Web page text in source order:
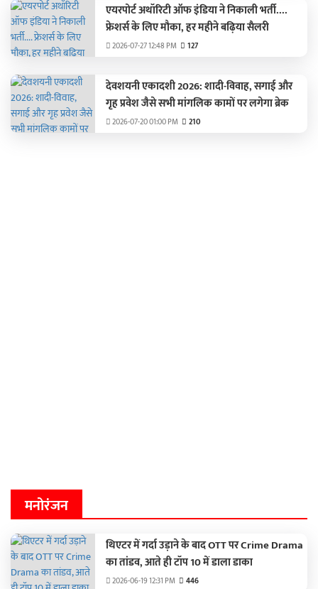
एयरपोर्ट अथॉरिटी ऑफ इंडिया ने निकाली भर्ती....
फ्रेशर्स के लिए मौका, हर महीने बढ़िया सैलरी
2026-07-27 12:48 PM 127
देवशयनी एकादशी 2026: शादी-विवाह, सगाई और
गृह प्रवेश जैसे सभी मांगलिक कामों पर लगेगा ब्रेक
2026-07-20 01:00 PM 210
मनोरंजन
थिएटर में गर्दा उड़ाने के बाद OTT पर Crime Drama
का तांडव, आते ही टॉप 10 में डाला डाका
2026-06-19 12:31 PM 446